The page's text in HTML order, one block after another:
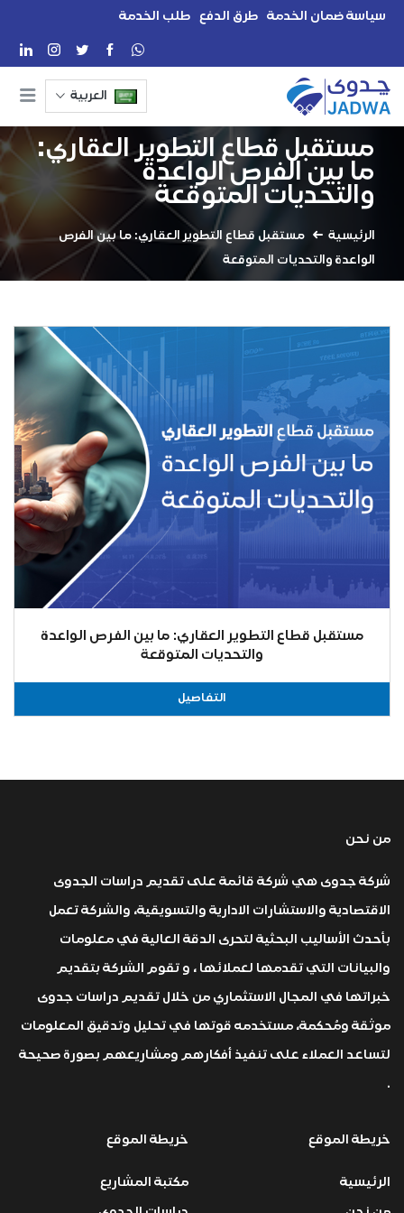
سياسة ضمان الخدمة طرق الدفع طلب الخدمة
العربية
مستقبل قطاع التطوير العقاري:
ما بين الفرص الواعدة
والتحديات المتوقعة
الرئيسية
مستقبل قطاع التطوير العقاري: ما بين الفرص
الواعدة والتحديات المتوقعة
مستقبل قطاع التطوير العقاري: ما بين الفرص الواعدة
والتحديات المتوقعة
التفاصيل
من نحن
شركة جدوى هي شركة قائمة على تقديم دراسات الجدوى
الاقتصادية والاستشارات الادارية والتسويقية، والشركة تعمل
بأحدث الأساليب البحثية لتحرى الدقة العالية في معلومات
والبيانات التي تقدمها لعملائها ، و تقوم الشركة بتقديم
خبراتها في المجال الاستثماري من خلال تقديم دراسات جدوى
موثقة ومُحكمة، مستخدمه قوتها في تحليل وتدقيق المعلومات
لتساعد العملاء على تنفيذ أفكارهم ومشاريعهم بصورة صحيحة
.
خريطة الموقع
الرئيسية
خريطة الموقع
مكتبة المشاريع